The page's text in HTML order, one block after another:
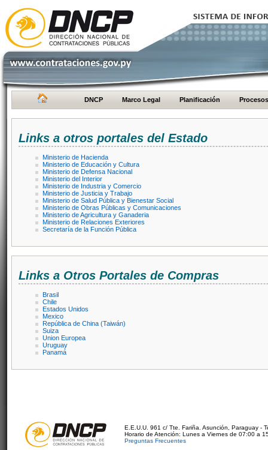
DNCP Marco Legal Planificación Procesos
Links a otros portales del Estado
Ministerio de Hacienda
Ministerio de Educación y Cultura
Ministerio de Defensa Nacional
Ministerio del Interior
Ministerio de Industria y Comercio
Ministerio de Justicia y Trabajo
Ministerio de Salud Pública y Bienestar Social
Ministerio de Obras Públicas y Comunicaciones
Ministerio de Agricultura y Ganaderia
Ministerio de Relaciones Exteriores
Secretaría de la Función Pública
Links a Otros Portales de Compras
Brasil
Chile
Estados Unidos
Mexico
República de China (Taiwán)
Suiza
Union Europea
Uruguay
Panamá
E.E.U.U. 961 c/ Tte. Fariña. Asunción, Paraguay -
Horario de Atención: Lunes a Viernes de 07:00 a
Preguntas Frecuentes